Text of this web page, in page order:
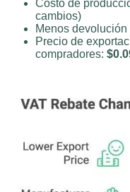
Costo de
cambios)
Menos devolución
Precio de
compradores: